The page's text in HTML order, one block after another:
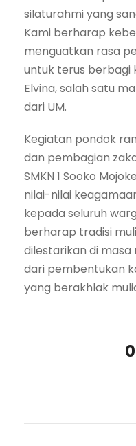
silaturahmi yang
Kami berharap
menguatkan rasa
untuk terus berbagi
Elvina, salah satu
dari UM.
Kegiatan pondok
dan pembagian
SMKN 1 Sooko
nilai-nilai
kepada seluruh
berharap tradisi
dilestarikan di
dari pembentukan
yang berakhlak
0